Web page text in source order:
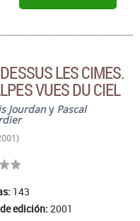
LES CIMES.
VUES DU CIEL
Jourdany Pascal
143
edición: 2001